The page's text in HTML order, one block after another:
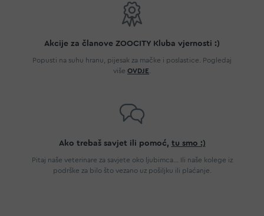
Akcije za članove ZOOCITY Kluba vjernosti :)
Popusti na suhu hranu, pijesak za mačke i poslastice. Pogledaj
više OVDJE
Ako trebaš savjet ili pomoć, tu smo :)
Pitaj naše veterinare za savjete oko ljubimca... Ili naše kolege iz
podrške za bilo što vezano uz pošiljku ili plaćanje.